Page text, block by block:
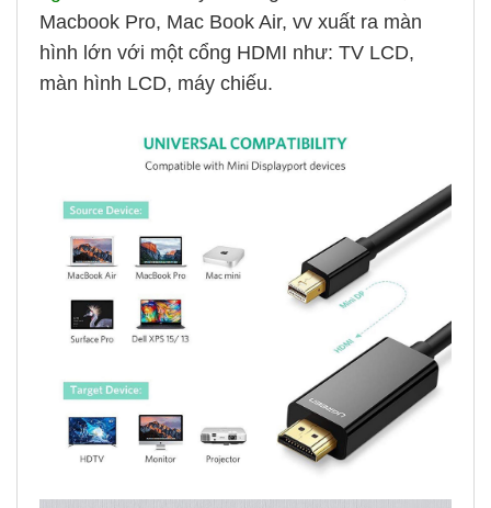
Macbook Pro, Mac Book Air, vv xuất ra màn
hình lớn với một cổng HDMI như: TV LCD,
màn hình LCD, máy chiếu.